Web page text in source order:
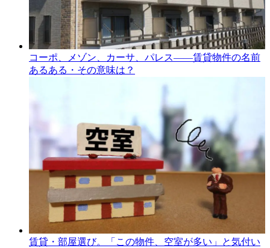
コーポ、メゾン、カーサ、パレス――賃貸物件の名前
あるある・その意味は？
賃貸・部屋選び。「この物件、空室が多い」と気付い